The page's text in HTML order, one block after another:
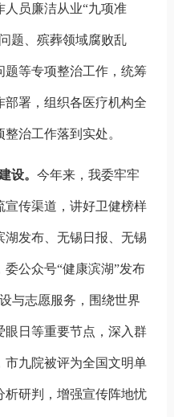
员廉洁从业“九项准
题、 殡葬领域腐败乱
题等专项整治工作，统筹
署，组织各医疗机构全
治工作落到实处。
设。 今年来，我委牢牢
宣传渠道，讲好卫健榜样
发布、无锡日报、无锡
委公众号“健康滨湖”发布
与志愿服务，围绕世界
眼日等重要节点，深入群
市九院被评为全国文明单
析研判，增强宣传阵地忧